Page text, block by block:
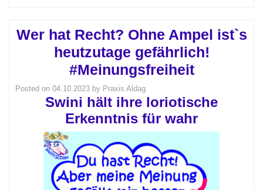
Wer hat Recht? Ohne Ampel ist`s
heutzutage gefährlich!
#Meinungsfreiheit
Posted on 04.10.2023 by Praxis Aldag
Swini hält ihre loriotische
Erkenntnis für wahr